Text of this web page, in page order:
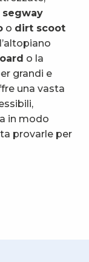
segway
o dirt scoot
o la
grandi e
una vasta
in modo
provarle per